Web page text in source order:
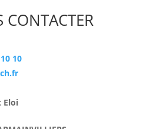
CONTACTER
10
Eloi